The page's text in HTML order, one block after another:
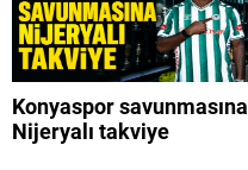
Konyaspor savunmasına
Nijeryalı takviye